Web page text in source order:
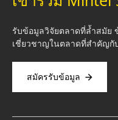
รับข้อมูลวิจัยตลาดที่ล้ำสมัย
เชี่ยวชาญในตลาดที่สำคัญกั
สมัครรับข้อมูล